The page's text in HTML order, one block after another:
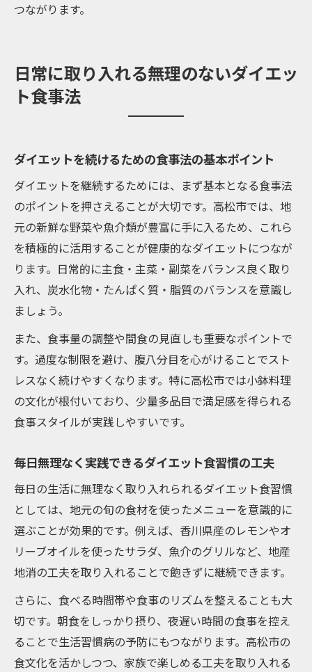
つながります。
日常に取り入れる無理のないダイエッ
ト食事法
ダイエットを続けるための食事法の基本ポイント
ダイエットを継続するためには、まず基本となる食事法
のポイントを押さえることが大切です。高松市では、地
元の新鮮な野菜や魚介類が豊富に手に入るため、これら
を積極的に活用することが健康的なダイエットにつなが
ります。日常的に主食・主菜・副菜をバランス良く取り
入れ、炭水化物・たんぱく質・脂質のバランスを意識し
ましょう。
また、食事量の調整や間食の見直しも重要なポイントで
す。過度な制限を避け、腹八分目を心がけることでスト
レスなく続けやすくなります。特に高松市では小鉢料理
の文化が根付いており、少量多品目で満足感を得られる
食事スタイルが実践しやすいです。
毎日無理なく実践できるダイエット食習慣の工夫
毎日の生活に無理なく取り入れられるダイエット食習慣
としては、地元の旬の食材を使ったメニューを意識的に
選ぶことが効果的です。例えば、香川県産のレモンやオ
リーブオイルを使ったサラダ、魚介のグリルなど、地産
地消の工夫を取り入れることで飽きずに継続できます。
さらに、食べる時間帯や食事のリズムを整えることも大
切です。朝食をしっかり摂り、夜遅い時間の食事を控え
ることで生活習慣病の予防にもつながります。高松市の
食文化を活かしつつ、家族で楽しめる工夫を取り入れる